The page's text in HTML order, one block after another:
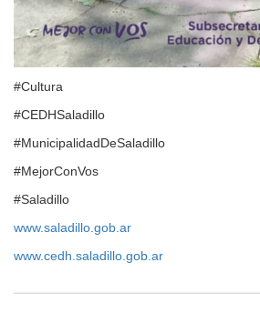
#Cultura
#CEDHSaladillo
#MunicipalidadDeSaladillo
#MejorConVos
#Saladillo
www.saladillo.gob.ar
www.cedh.saladillo.gob.ar